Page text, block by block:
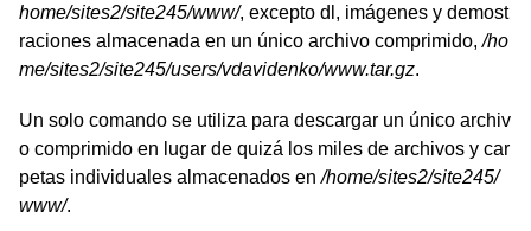
home/sites2/site245/www/, excepto dl, imágenes y demost
raciones almacenada en un único archivo comprimido,/ho
me/sites2/site245/users/vdavidenko/www.tar.gz.
Un solo comando se utiliza para descargar un único archiv
o comprimido en lugar de quizá los miles de archivos y car
petas individuales almacenados en/home/sites2/site245/
www/.